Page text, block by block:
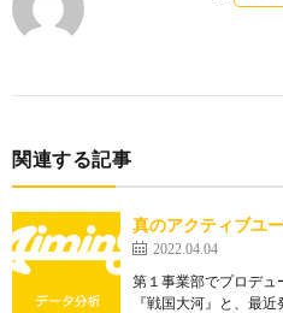
関連する記事
真のアクティブユ
2022.04.04
第１事業部でプロデュ
『戦国大河』と、最